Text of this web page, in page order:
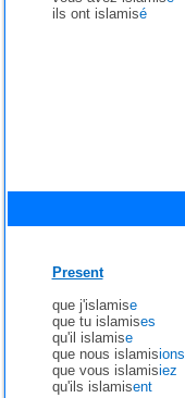
ils ont islamisé
Present
que j'islamise
que tu islamises
qu'il islamise
que nous islamisions
que vous islamisiez
qu'ils islamisent